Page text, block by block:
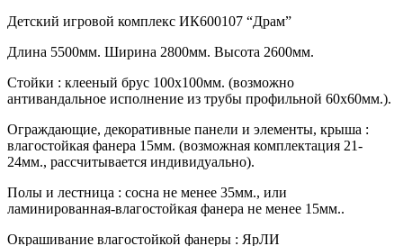
Детский игровой комплекс ИК600107 “Драм”
Длина 5500мм. Ширина 2800мм. Высота 2600мм.
Стойки : клееный брус 100х100мм. (возможно
антивандальное исполнение из трубы профильной 60х60мм.).
Ограждающие, декоративные панели и элементы, крыша :
влагостойкая фанера 15мм. (возможная комплектация 21-
24мм., рассчитывается индивидуально).
Полы и лестница : сосна не менее 35мм., или
ламинированная-влагостойкая фанера не менее 15мм..
Окрашивание влагостойкой фанеры : ЯрЛИ